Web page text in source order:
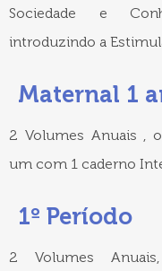
Sociedade e
introduzindo a
Maternal 1
2 Volumes Anuais ,
um com 1 caderno
1º Período
2 Volumes